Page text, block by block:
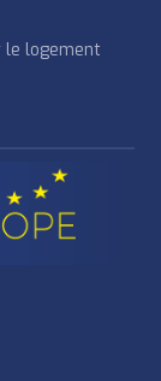
le logement